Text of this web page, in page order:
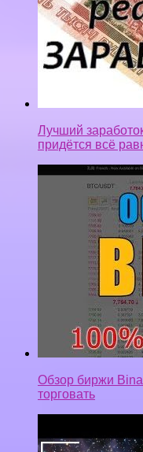
Лучший
придётся всё
Обзор биржи
торговать